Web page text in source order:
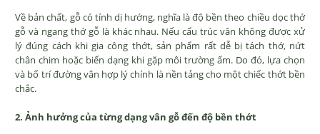
Về bản chất, gỗ có tính dị hướng, nghĩa là độ bền theo chiều dọc thớ
gỗ và ngang thớ gỗ là khác nhau. Nếu cấu trúc vân không được xử
lý đúng cách khi gia công thớt, sản phẩm rất dễ bị tách thớ, nứt
chân chim hoặc biến dạng khi gặp môi trường ẩm. Do đó, lựa chọn
và bố trí đường vân hợp lý chính là nền tảng cho một chiếc thớt bền
chắc.
2. Ảnh hưởng của từng dạng vân gỗ đến độ bền thớt